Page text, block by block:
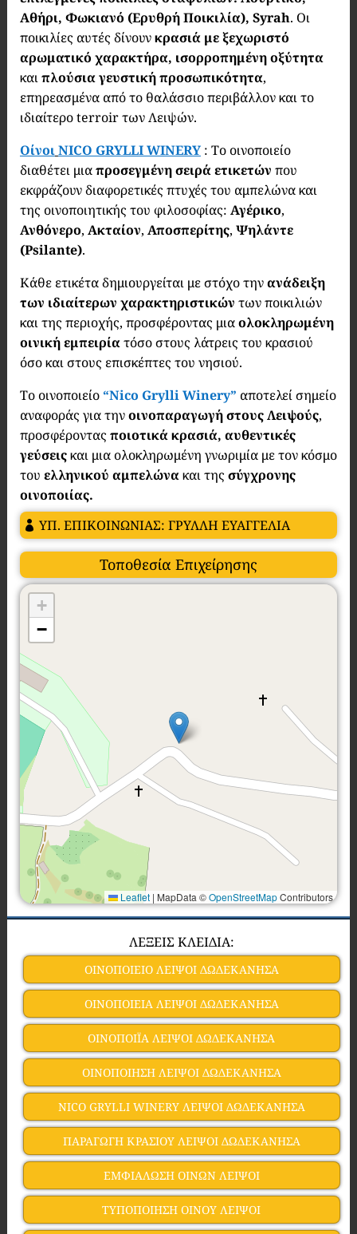
Αθήρι, Φωκιανό (Ερυθρή Ποικιλία), Syrah. Οι
ποικιλίες αυτές δίνουνκρασιά με ξεχωριστό
αρωματικό χαρακτήρα, ισορροπημένη οξύτητα
καιπλούσια γευστική προσωπικότητα,
επηρεασμένα από το θαλάσσιο περιβάλλον και το
ιδιαίτερο terroir των Λειψών.
ΟίνοιNICO GRYLLI WINERY : Το οινοποιείο
διαθέτει μιαπροσεγμένη σειρά ετικετών που
εκφράζουν διαφορετικές πτυχές του αμπελώνα και
της οινοποιητικής του φιλοσοφίας: Αγέρικο,
Ανθόνερο, Ακταίον, Αποσπερίτης, Ψηλάντε
(Psilante).
Κάθε ετικέτα δημιουργείται με στόχο τηνανάδειξη
των ιδιαίτερων χαρακτηριστικών των ποικιλιών
και της περιοχής, προσφέροντας μιαολοκληρωμένη
οινική εμπειρίατόσο στους λάτρεις του κρασιού
όσο και στους επισκέπτες του νησιού.
Το οινοποιείο “Nico Grylli Winery” αποτελεί σημείο
αναφοράς για τηνοινοπαραγωγή στους Λειψούς,
προσφέροντας ποιοτικά κρασιά, αυθεντικές
γεύσειςκαι μια ολοκληρωμένη γνωριμία με τον κόσμο
του ελληνικού αμπελώνακαι της σύγχρονης
οινοποιίας.
ΥΠ. ΕΠΙΚΟΙΝΩΝΙΑΣ: ΓΡΥΛΛΗ ΕΥΑΓΓΕΛΙΑ
Τοποθεσία Επιχείρησης
+
−
Leaflet | MapData ©OpenStreetMapContributors
ΛΕΞΕΙΣ ΚΛΕΙΔΙΑ:
ΟΙΝΟΠΟΙΕΙO ΛΕΙΨΟΙ ΔΩΔΕΚΑΝΗΣΑ
ΟΙΝΟΠΟΙΕΙΑ ΛΕΙΨΟΙ ΔΩΔΕΚΑΝΗΣΑ
ΟΙΝΟΠΟΙΪΑ ΛΕΙΨΟΙ ΔΩΔΕΚΑΝΗΣΑ
ΟΙΝΟΠΟΙΗΣΗ ΛΕΙΨΟΙ ΔΩΔΕΚΑΝΗΣΑ
NICO GRYLLI WINERY ΛΕΙΨΟΙ ΔΩΔΕΚΑΝΗΣΑ
ΠΑΡΑΓΩΓΗ ΚΡΑΣΙΟΥ ΛΕΙΨΟΙ ΔΩΔΕΚΑΝΗΣΑ
ΕΜΦΙΑΛΩΣΗ ΟΙΝΩΝ ΛΕΙΨΟΙ
ΤΥΠΟΠΟΙΗΣΗ ΟΙΝΟΥ ΛΕΙΨΟΙ